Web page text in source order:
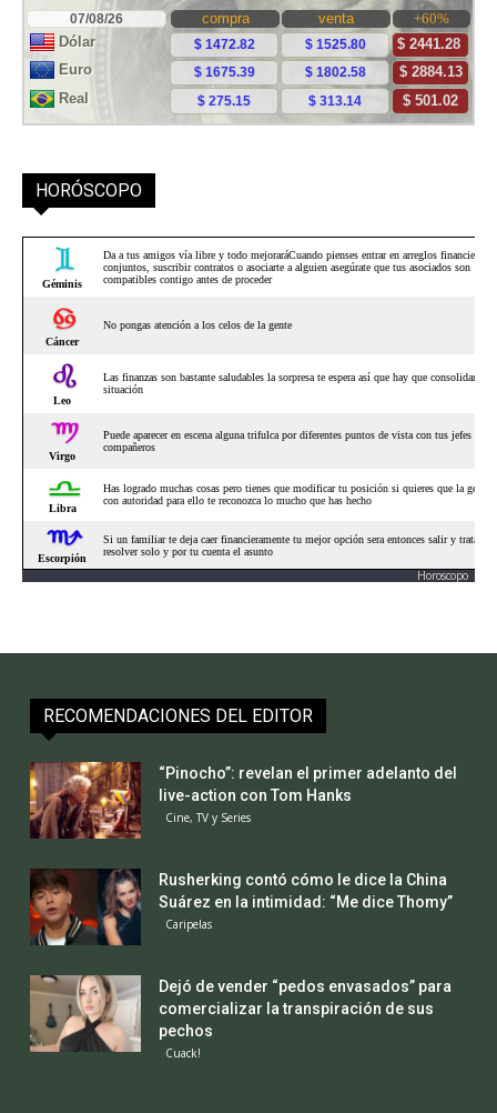
HORÓSCOPO
Horoscopo
RECOMENDACIONES DEL EDITOR
“Pinocho”: revelan el primer adelanto del
live-action con Tom Hanks
Cine, TV y Series
Rusherking contó cómo le dice la China
Suárez en la intimidad: “Me dice Thomy”
Caripelas
Dejó de vender “pedos envasados” para
comercializar la transpiración de sus
pechos
Cuack!